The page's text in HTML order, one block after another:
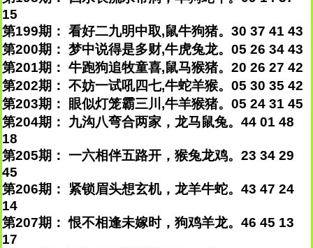
15
第199期： 看好二九明中取,鼠牛狗猪。30 37 41 43
第200期： 梦中说得是多财,牛虎兔龙。05 26 34 43
第201期： 牛跑狗追牧童喜,鼠马猴猪。20 26 27 42
第202期： 不妨一试吼四七,牛蛇羊猴。05 30 35 42
第203期： 眼似灯笼霸三川,牛羊猴猪。05 24 31 45
第204期： 九沟八弯合两家，龙马鼠兔。44 01 48
18
第205期： 一六相伴五路开，猴兔龙鸡。23 34 29
45
第206期： 紧锁眉头想玄机，龙羊牛蛇。43 47 24
14
第207期： 恨不相逢未嫁时，狗鸡羊龙。46 45 13
17